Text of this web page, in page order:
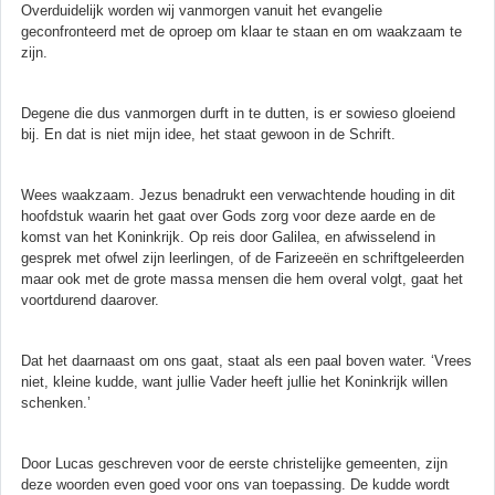
Overduidelijk worden wij vanmorgen vanuit het evangelie
geconfronteerd met de oproep om klaar te staan en om waakzaam te
zijn.
Degene die dus vanmorgen durft in te dutten, is er sowieso gloeiend
bij. En dat is niet mijn idee, het staat gewoon in de Schrift.
Wees waakzaam. Jezus benadrukt een verwachtende houding in dit
hoofdstuk waarin het gaat over Gods zorg voor deze aarde en de
komst van het Koninkrijk. Op reis door Galilea, en afwisselend in
gesprek met ofwel zijn leerlingen, of de Farizeeën en schriftgeleerden
maar ook met de grote massa mensen die hem overal volgt, gaat het
voortdurend daarover.
Dat het daarnaast om ons gaat, staat als een paal boven water. ‘Vrees
niet, kleine kudde, want jullie Vader heeft jullie het Koninkrijk willen
schenken.’
Door Lucas geschreven voor de eerste christelijke gemeenten, zijn
deze woorden even goed voor ons van toepassing. De kudde wordt